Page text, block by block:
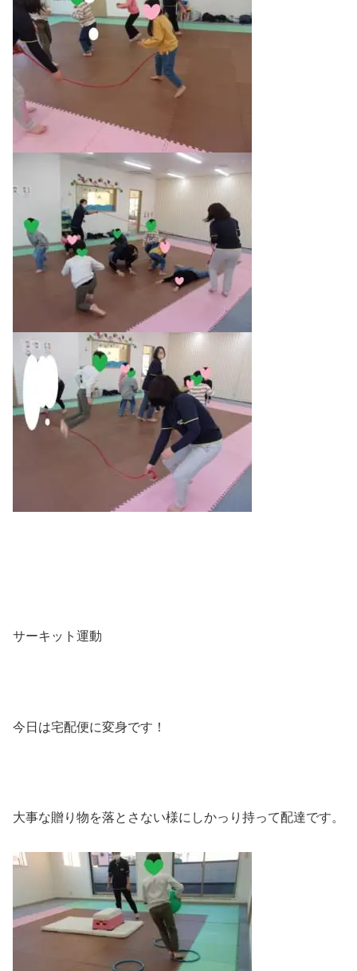
サーキット運動
今日は宅配便に変身です！
大事な贈り物を落とさない様にしかっり持って配達です。